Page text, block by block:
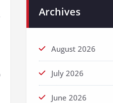
Archives
August 2026
July 2026
June 2026